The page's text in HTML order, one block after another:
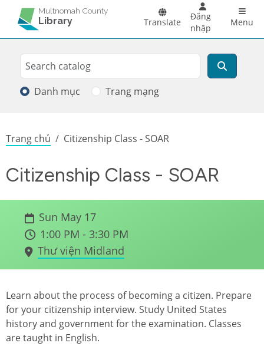
Skip to main content
Multnomah County
Library Translate
Đăng
nhập
Menu
Search
Tìm kiếm
Danh mục Trang mạng
Breadcrumb
Trang chủ Citizenship Class - SOAR
Citizenship Class - SOAR
Sun May 17
1:00 PM - 3:30 PM
Thư viện Midland
Learn about the process of becoming a citizen. Prepare
for your citizenship interview. Study United States
history and government for the examination. Classes
are taught in English.